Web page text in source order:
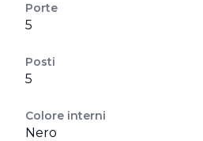
Porte
5
Posti
5
Colore interni
Nero